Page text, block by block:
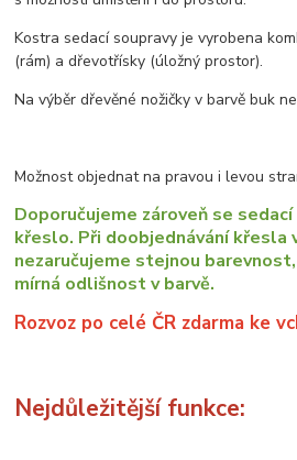
Kostra sedací soupravy je vyrobena
(rám) a dřevotřísky (úložný prostor).
Na výběr dřevěné nožičky v barvě buk
Možnost objednat na pravou i levou
Doporučujeme zároveň se
křeslo. Při doobjednávání křesla
nezaručujeme stejnou
mírná odlišnost v barvě.
Rozvoz po celé ČR zdarma ke
Nejdůležitější funkce: